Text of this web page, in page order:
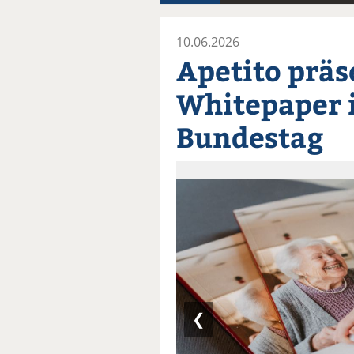
10.06.2026
Apetito
Whitepaper
Bundestag
❮